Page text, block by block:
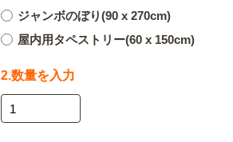
ジャンボのぼり(90 x 270cm)
屋内用タペストリー(60 x 150cm)
2.数量を入力